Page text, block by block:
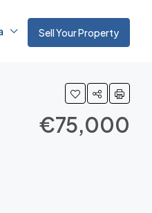
Sell Your Property
€75,000